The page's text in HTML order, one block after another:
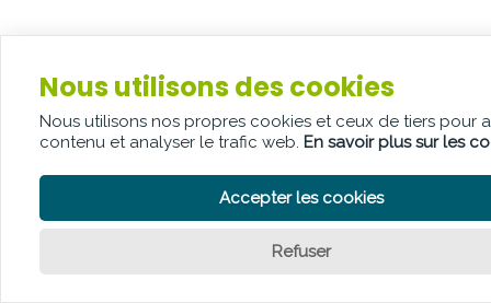
Nous utilisons des cookies
Nous utilisons nos propres cookies et ceux de tiers pour
contenu et analyser le trafic web. En savoir plus sur les
Accepter les cookies
Refuser